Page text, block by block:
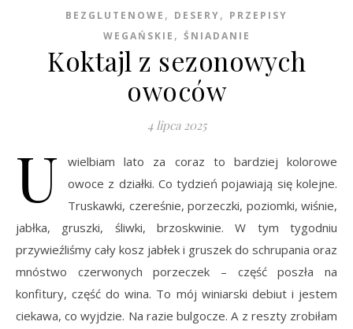
BEZGLUTENOWE , DESERY, PRZEPISY
WEGAŃSKIE , ŚNIADANIE
Koktajl z sezonowych
owoców
4 lipca 2025
U
wielbiam lato za coraz to bardziej kolorowe
owoce z działki. Co tydzień pojawiają się kolejne.
Truskawki, czereśnie, porzeczki, poziomki, wiśnie,
jabłka, gruszki, śliwki, brzoskwinie. W tym tygodniu
przywieźliśmy cały kosz jabłek i gruszek do schrupania oraz
mnóstwo czerwonych porzeczek – część poszła na
konfitury, część do wina. To mój winiarski debiut i jestem
ciekawa, co wyjdzie. Na razie bulgocze. A z reszty zrobiłam